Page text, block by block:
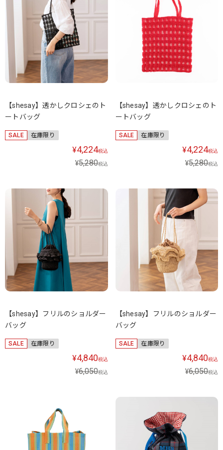
【shesay】透かしクロシェのト
ートバッグ
SALE 在庫限り
¥4,224税込
¥5,280税込
【shesay】透かしクロシェのト
ートバッグ
SALE 在庫限り
¥4,224税込
¥5,280税込
【shesay】フリルのショルダー
バッグ
SALE 在庫限り
¥4,840税込
¥6,050税込
【shesay】フリルのショルダー
バッグ
SALE 在庫限り
¥4,840税込
¥6,050税込